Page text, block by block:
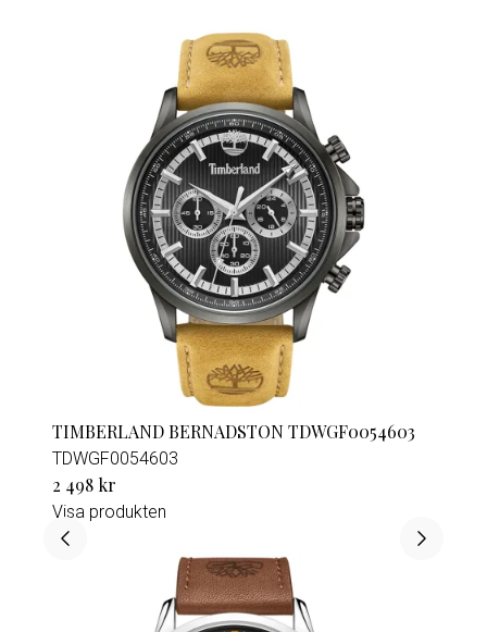
TIMBERLAND BERNADSTON TDWGF0054603
TDWGF0054603
2 498 kr
Visa produkten